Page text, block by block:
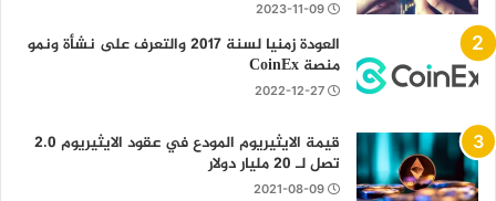
2023-11-09
العودة زمنيا لسنة 2017 والتعرف على نشأة ونمو
منصة CoinEx
2022-12-27
قيمة الايثيريوم المودع في عقود الايثيريوم 2.0
تصل لـ 20 مليار دولار
2021-08-09